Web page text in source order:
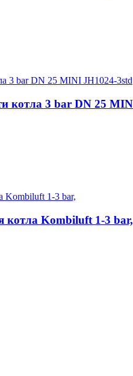
котла 3 bar DN 25
котла Kombiluft 1-3 bar,